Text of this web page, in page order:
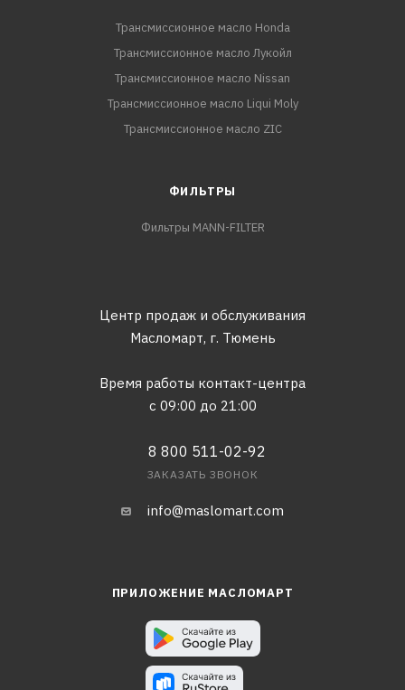
Трансмиссионное масло Honda
Трансмиссионное масло Лукойл
Трансмиссионное масло Nissan
Трансмиссионное масло Liqui Moly
Трансмиссионное масло ZIC
ФИЛЬТРЫ
Фильтры MANN-FILTER
Центр продаж и обслуживания
Масломарт, г. Тюмень
Время работы контакт-центра
с 09:00 до 21:00
8 800 511-02-92
ЗАКАЗАТЬ ЗВОНОК
info@maslomart.com
ПРИЛОЖЕНИЕ МАСЛОМАРТ